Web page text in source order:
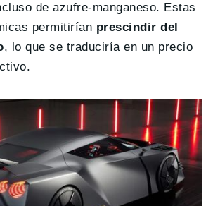
de azufre-manganeso. Estas
permitirían prescindir del
, lo que se traduciría en un precio